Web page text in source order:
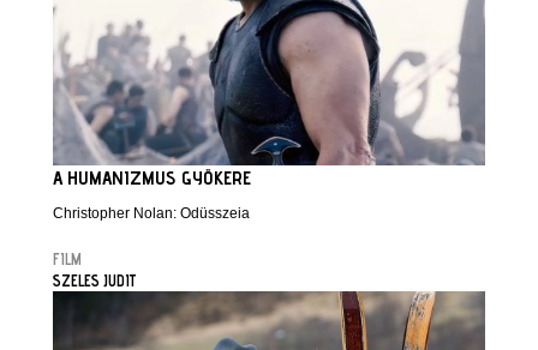
A HUMANIZMUS GYÖKERE
Christopher Nolan: Odüsszeia
FILM
SZELES JUDIT